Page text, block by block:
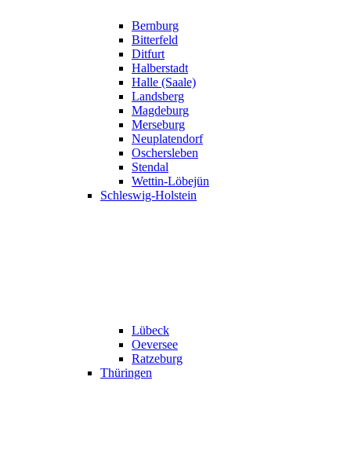
Bernburg
Bitterfeld
Ditfurt
Halberstadt
Halle (Saale)
Landsberg
Magdeburg
Merseburg
Neuplatendorf
Oschersleben
Stendal
Wettin-Löbejün
Schleswig-Holstein
Lübeck
Oeversee
Ratzeburg
Thüringen